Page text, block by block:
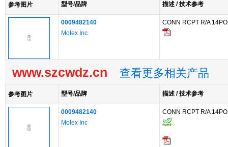
参考图片 型号/品牌 描述 / 技术参考
0009482140
Molex Inc
CONN RCPT R/A
www.szcwdz.cn 查看更多相关产品
参考图片 型号/品牌 描述 / 技术参考
0009482140
Molex Inc
CONN RCPT R/A